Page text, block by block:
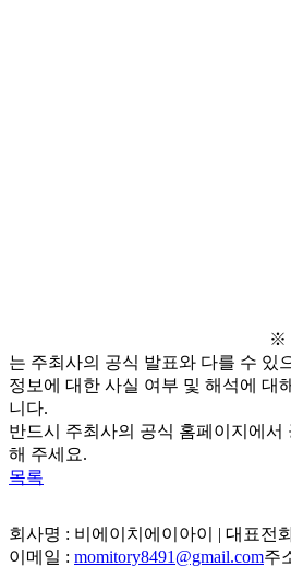
※
는 주최사의 공식 발표와 다를 수 있
정보에 대한 사실 여부 및 해석에 대
니다.
반드시 주최사의 공식 홈페이지에서
해 주세요.
목록
회사명 : 비에이치에이아이 | 대표전
이메일 : momitory8491@gmail.com주